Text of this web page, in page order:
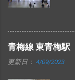
な
まし
旧西
がマ
車標
青梅線 東青梅駅
更新日： 4/09/2023